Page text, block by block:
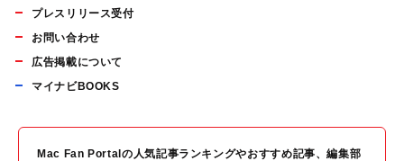
プレスリリース受付
お問い合わせ
広告掲載について
マイナビBOOKS
Mac Fan Portalの人気記事ランキングやおすすめ記事、編集部